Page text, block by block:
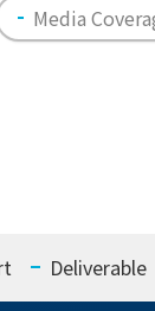
Media
Deliverable